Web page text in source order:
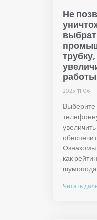
Не
работы
2025-11-06
как
Читать